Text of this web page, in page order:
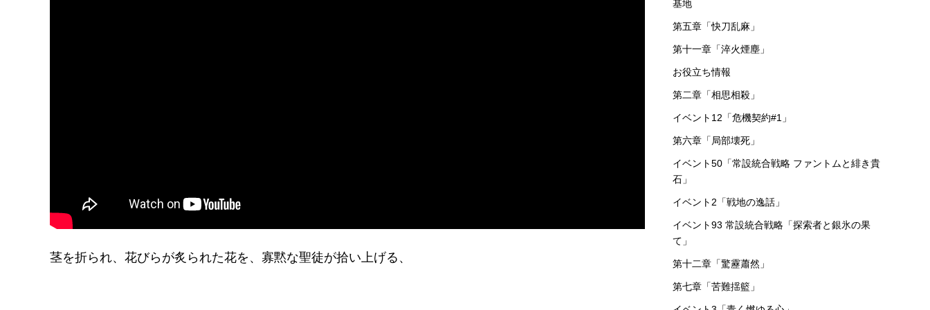
茎を折られ、花びらが炙られた花を、寡黙な聖徒が拾い上げる、
基地
第五章「快刀乱麻」
第十一章「淬火煙塵」
お役立ち情報
第二章「相思相殺」
イベント12「危機契約#1」
第六章「局部壊死」
イベント50「常設統合戦略 ファントムと緋き貴
石」
イベント2「戦地の逸話」
イベント93 常設統合戦略「探索者と銀氷の果
て」
第十二章「驚靂蕭然」
第七章「苦難揺籃」